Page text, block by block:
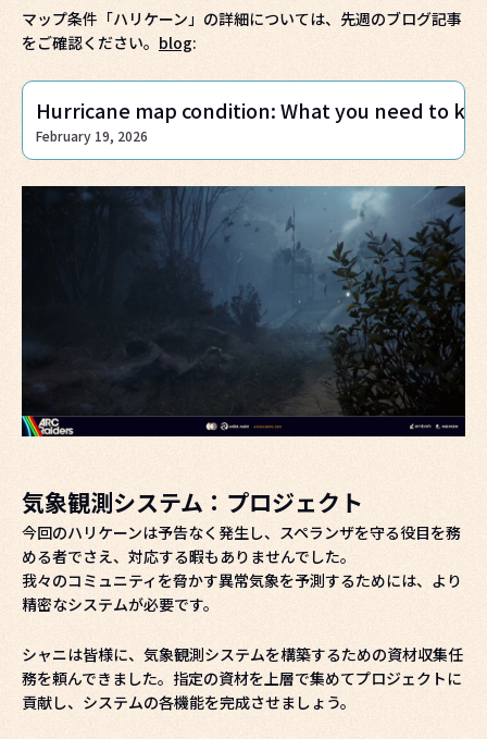
マップ条件「ハリケーン」の詳細については、先週のブログ記事
をご確認ください。 blog:
Hurricane map condition: What you need to
February 19, 2026
気象観測システム：プロジェクト
今回のハリケーンは予告なく発生し、スペランザを守る役目を務
める者でさえ、対応する暇もありませんでした。
我々のコミュニティを脅かす異常気象を予測するためには、より
精密なシステムが必要です。
シャニは皆様に、気象観測システムを構築するための資材収集任
務を頼んできました。指定の資材を上層で集めてプロジェクトに
貢献し、システムの各機能を完成させましょう。